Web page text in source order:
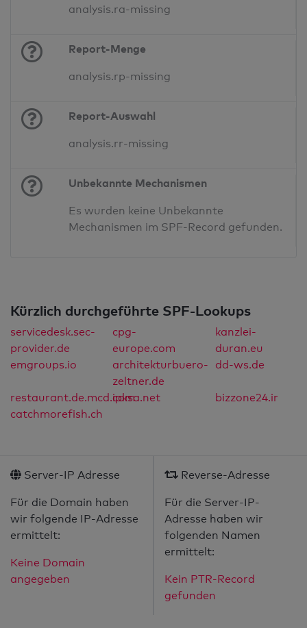
analysis.ra-missing
Report-Menge
analysis.rp-missing
Report-Auswahl
analysis.rr-missing
Unbekannte Mechanismen
Es wurden keine Unbekannte
Mechanismen im SPF-Record gefunden.
Kürzlich durchgeführte SPF-Lookups
servicedesk.sec-
provider.de
cpg-
europe.com
kanzlei-
duran.eu
emgroups.io
architekturbuero-
zeltner.de
dd-ws.de
restaurant.de.mcd.comipksa.net
bizzone24.ir
catchmorefish.ch
Server-IP Adresse
Für die Domain haben
wir folgende IP-Adresse
ermittelt:
Keine Domain
angegeben
Reverse-Adresse
Für die Server-IP-
Adresse haben wir
folgenden Namen
ermittelt:
Kein PTR-Record
gefunden